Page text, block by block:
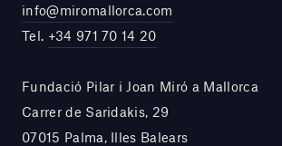
info@miromallorca.com
Tel. +34 971 70 14 20
Fundació Pilar i Joan Miró a Mallorca
Carrer de Saridakis, 29
07015 Palma, Illes Balears